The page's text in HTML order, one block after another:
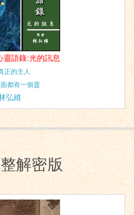
靈語錄:光的訊息
正的主人
都有一個靈
弘維
解密版